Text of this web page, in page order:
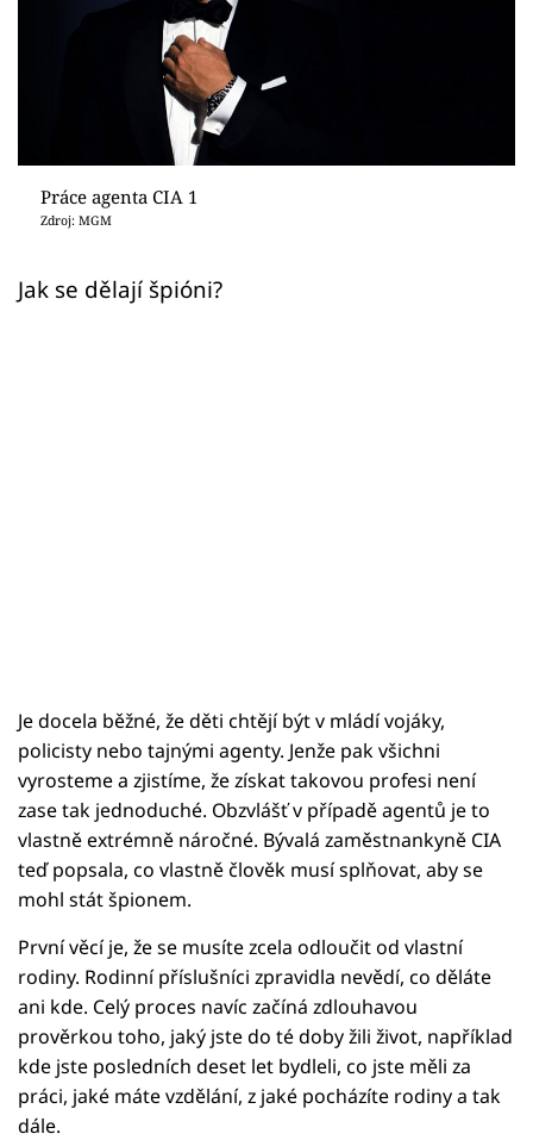
Sledujte prima+
Přihlášení
Sledujte nás
Práce agenta CIA 1
Zdroj: MGM
Jak se dělají špióni?
Je docela běžné, že děti chtějí být v mládí vojáky,
policisty nebo tajnými agenty. Jenže pak všichni
vyrosteme a zjistíme, že získat takovou profesi není
zase tak jednoduché. Obzvlášť v případě agentů je to
vlastně extrémně náročné. Bývalá zaměstnankyně CIA
teď popsala, co vlastně člověk musí splňovat, aby se
mohl stát špionem.
První věcí je, že se musíte zcela odloučit od vlastní
rodiny. Rodinní příslušníci zpravidla nevědí, co děláte
ani kde. Celý proces navíc začíná zdlouhavou
prověrkou toho, jaký jste do té doby žili život, například
kde jste posledních deset let bydleli, co jste měli za
práci, jaké máte vzdělání, z jaké pocházíte rodiny a tak
dále.